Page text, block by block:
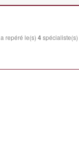
a repéré le(s) 4